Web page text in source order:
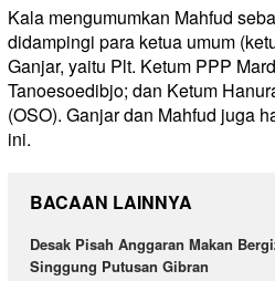
Kala mengumumkan Mahfud
didampingi para ketua umum
Ganjar, yaitu Plt. Ketum PPP
Tanoesoedibjo; dan Ketum
(OSO). Ganjar dan Mahfud juga
ini.
BACAAN LAINNYA
Desak Pisah Anggaran Makan
Singgung Putusan Gibran